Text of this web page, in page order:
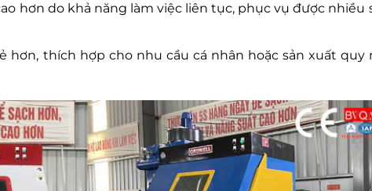
hơn do khả năng làm việc liên tục, phục vụ được nhiều
hơn, thích hợp cho nhu cầu cá nhân hoặc sản xuất quy